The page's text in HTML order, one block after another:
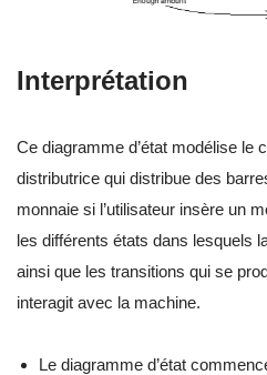
Interprétation
Ce diagramme d’état modélise le
distributrice qui distribue des
monnaie si l’utilisateur insère un
les différents états dans lesquels
ainsi que les transitions qui se
interagit avec la machine.
Le diagramme d’état